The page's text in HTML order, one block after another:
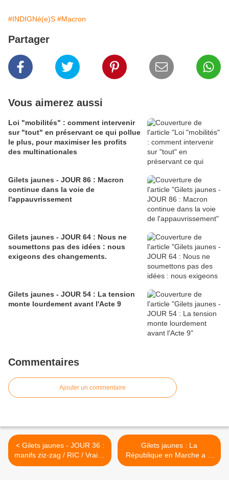
#INDIGNé(e)S #Macron
Partager
Vous aimerez aussi
Loi "mobilités" : comment intervenir
sur "tout" en préservant ce qui pollue
le plus, pour maximiser les profits
des multinationales
Gilets jaunes - JOUR 86 : Macron
continue dans la voie de
l'appauvrissement
Gilets jaunes - JOUR 64 : Nous ne
soumettons pas des idées : nous
exigeons des changements.
Gilets jaunes - JOUR 54 : La tension
monte lourdement avant l'Acte 9
Commentaires
Ajouter un commentaire
< Gilets jaunes - JOUR 36 :
manifs ziz-zag / RIC / Vraies
mesures pour le pouvoir
Gilets jaunes : La
République en Marche a le
porte parole qu'elle mérite